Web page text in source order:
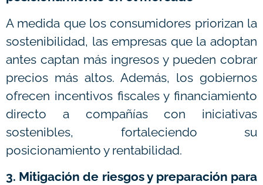
A medida que los consumidores priorizan la
sostenibilidad, las empresas que la adoptan
antes captan más ingresos y pueden cobrar
precios más altos. Además, los gobiernos
ofrecen incentivos fiscales y financiamiento
directo a compañías con iniciativas
sostenibles, fortaleciendo su
posicionamiento y rentabilidad.
3. Mitigación de riesgos y preparación para